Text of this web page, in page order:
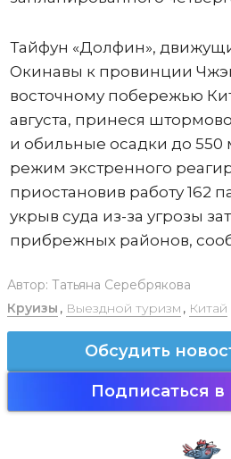
Тайфун «Долфин»,
Окинавы к провинции
восточному побережью
августа, принеся
и обильные осадки до 550
режим экстренного
приостановив работу 162
укрыв суда из-за угрозы
прибрежных районов,
Автор: Татьяна Серебрякова
Круизы , Выездной туризм , Китай
Обсудить
Подписаться в